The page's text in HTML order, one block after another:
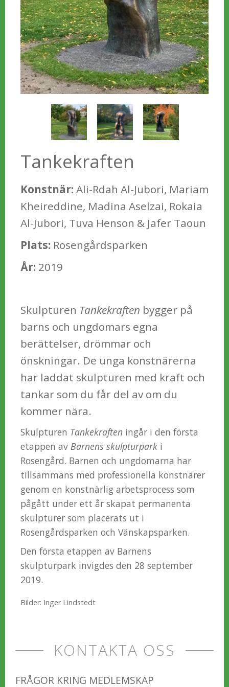
Tankekraften
Konstnär: Ali-Rdah Al-Jubori, Mariam
Kheireddine, Madina Aselzai, Rokaia
Al-Jubori, Tuva Henson & Jafer Taoun
Plats: Rosengårdsparken
År: 2019
Skulpturen Tankekraften bygger på
barns och ungdomars egna
berättelser, drömmar och
önskningar. De unga konstnärerna
har laddat skulpturen med kraft och
tankar som du får del av om du
kommer nära.
Skulpturen Tankekraften ingår i den första
etappen av Barnens skulpturpark i
Rosengård. Barnen och ungdomarna har
tillsammans med professionella konstnärer
genom en konstnärlig arbetsprocess som
pågått under ett år skapat permanenta
skulpturer som placerats ut i
Rosengårdsparken och Vänskapsparken.
Den första etappen av Barnens
skulpturpark invigdes den 28 september
2019.
Bilder: Inger Lindstedt
KONTAKTA OSS
FRÅGOR KRING MEDLEMSKAP